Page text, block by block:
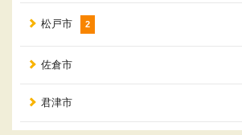
松戸市 2
佐倉市
君津市